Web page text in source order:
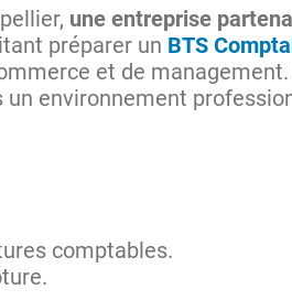
une entreprise
préparer un BTS
et de
un environnement
comptables.